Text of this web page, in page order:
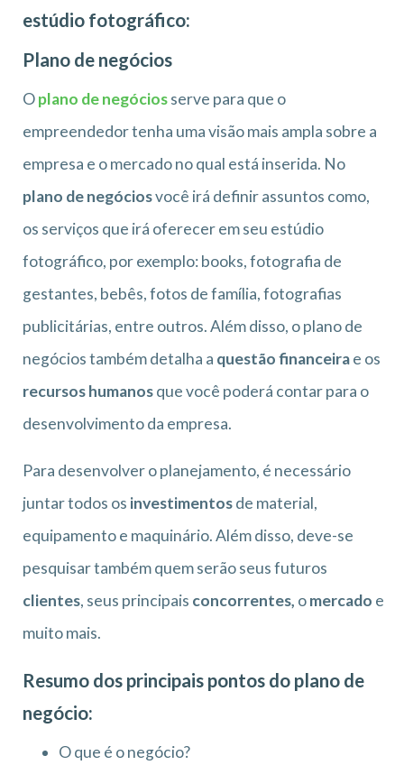
estúdio fotográfico:
Plano de negócios
Oplano de negóciosserve para que o
empreendedor tenha uma visão mais ampla sobre a
empresa e o mercado no qual está inserida. No
plano de negóciosvocê irá definir assuntos como,
os serviços que irá oferecer em seu estúdio
fotográfico, por exemplo: books, fotografia de
gestantes, bebês, fotos de família, fotografias
publicitárias, entre outros. Além disso, o plano de
negócios também detalha a questão financeirae os
recursos humanosque você poderá contar para o
desenvolvimento da empresa.
Para desenvolver o planejamento, é necessário
juntar todos os investimentosde material,
equipamento e maquinário. Além disso, deve-se
pesquisar também quem serão seus futuros
clientes, seus principais concorrentes, omercado e
muito mais.
Resumo dos principais pontos do plano de
negócio:
O que é o negócio?